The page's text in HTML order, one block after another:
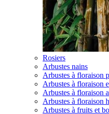
Rosiers
Arbustes nains
Arbustes à floraison
Arbustes à floraison
Arbustes à floraison
Arbustes à floraison
Arbustes à fruits et